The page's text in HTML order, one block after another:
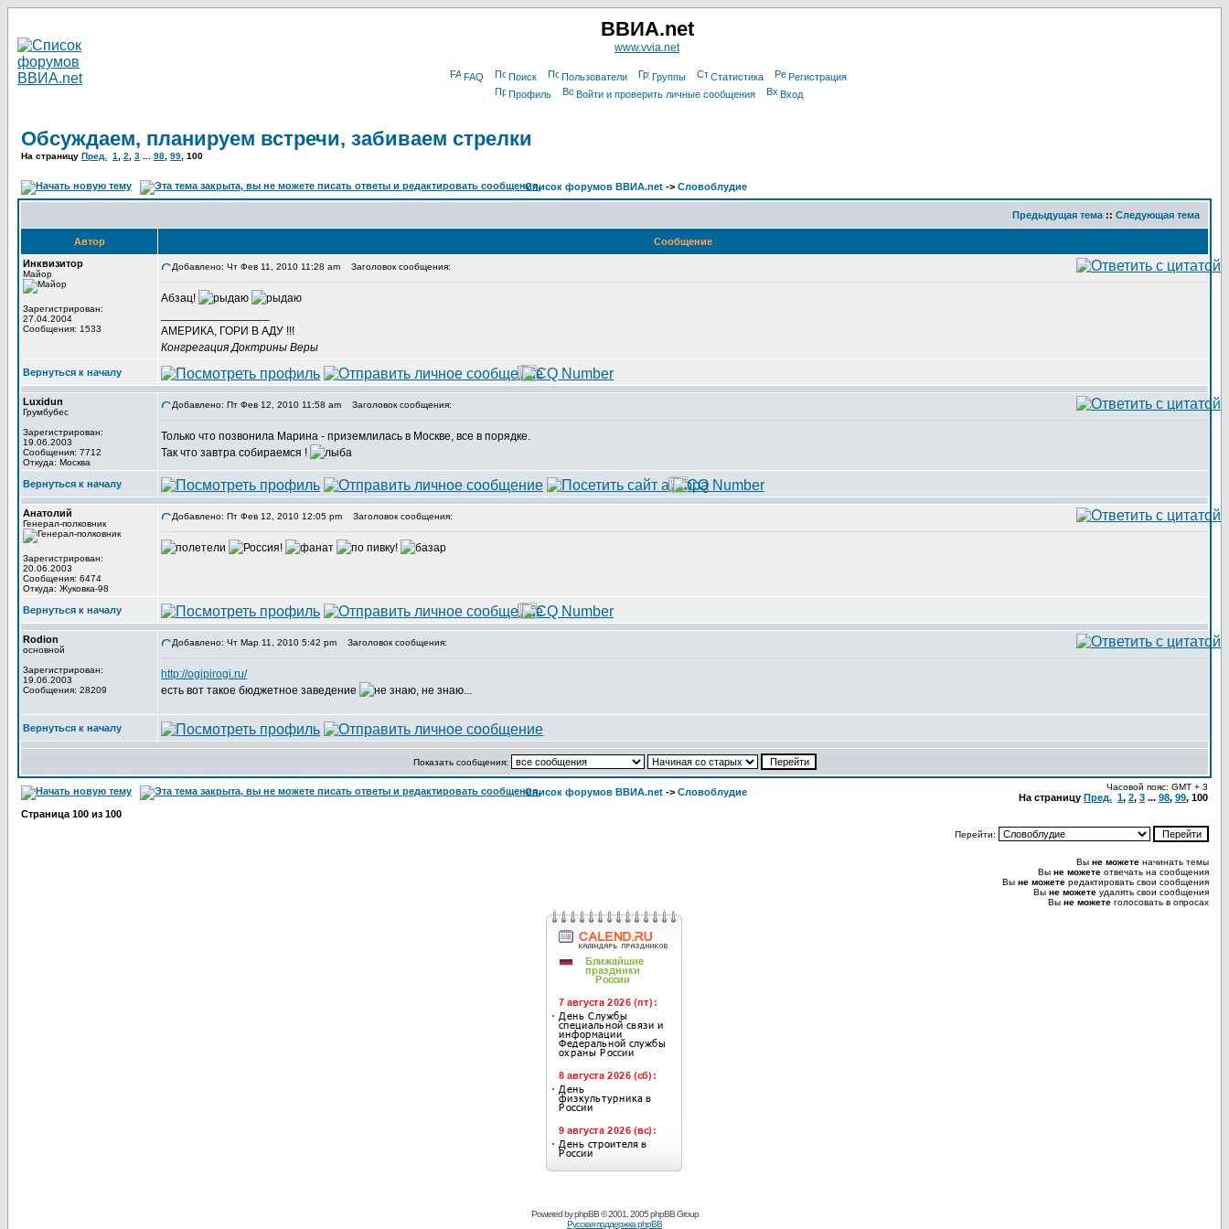
ВВИА.net
www.vvia.net
FAQ Поиск Пользователи Группы Статистика
Регистрация
Профиль
Войти и проверить личные сообщения Вход
Обсуждаем, планируем встречи, забиваем стрелки
На страницу Пред. 1 2 3 98 99 100
Список форумов ВВИА.net -> Словоблудие
Предыдущая тема :: Следующая тема
Автор
Сообщение
Инквизитор
Майор
Зарегистрирован:
27.04.2004
Сообщения: 1533
Добавлено: Чт Фев 11, 2010 11:28 am Заголовок сообщения:
Абзац!
АМЕРИКА, ГОРИ В АДУ !!!
Конгрегация Доктрины Веры
Вернуться к началу
Luxidun
Грумбубес
Зарегистрирован:
19.06.2003
Сообщения: 7712
Откуда: Москва
Добавлено: Пт Фев 12, 2010 11:58 am Заголовок сообщения:
Только что позвонила Марина - приземлилась в Москве, все в порядке.
Так что завтра собираемся !
Вернуться к началу
Анатолий
Генерал-полковник
Зарегистрирован:
20.06.2003
Сообщения: 6474
Откуда: Жуковка-98
Добавлено: Пт Фев 12, 2010 12:05 pm Заголовок сообщения:
Вернуться к началу
Rodion
основной
Зарегистрирован:
19.06.2003
Сообщения: 28209
Добавлено: Чт Мар 11, 2010 5:42 pm Заголовок сообщения:
http://ogipirogi.ru/
есть вот такое бюджетное заведение
Вернуться к началу
Показать сообщения:
Список форумов ВВИА.net -> Словоблудие Часовой пояс: GMT + 3
На страницу Пред. 1, 2, 3 ... 98, 99, 100
Страница 100 из 100
Перейти:
Вы не можете начинать темы
Вы не можете отвечать на сообщения
Вы не можете редактировать свои сообщения
Вы не можете удалять свои сообщения
Вы не можете голосовать в опросах
Powered byphpBB© 2001, 2005 phpBB Group
Русская поддержка phpBB